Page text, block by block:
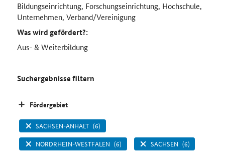
Bildungseinrichtung, Forschungseinrichtung, Hochschule,
Unternehmen, Verband/Vereinigung
Was wird gefördert?:
Aus- & Weiterbildung
Suchergebnisse filtern
Fördergebiet
SACHSEN-ANHALT (6)
NORDRHEIN-WESTFALEN (6) SACHSEN (6)